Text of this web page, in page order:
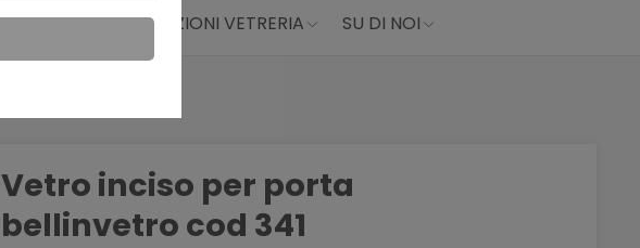
HORECA PRODUZIONI VETRERIA SU DI NOI
Vetro inciso per porta
bellinvetro cod 341